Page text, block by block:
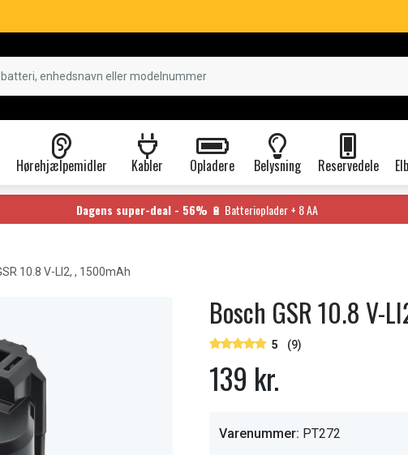
Hørehjælpemidler Kabler Opladere Belysning Reservedele
Dagens super-deal - 56% 🔋 Batterioplader + 8 AA
10.8 V-LI2, , 1500mAh
Bosch GSR 10.8 V-
5 (9)
139 kr.
Varenummer: PT272